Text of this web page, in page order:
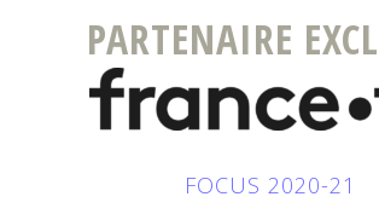
PARTENAIRE
FOCUS 2020-21